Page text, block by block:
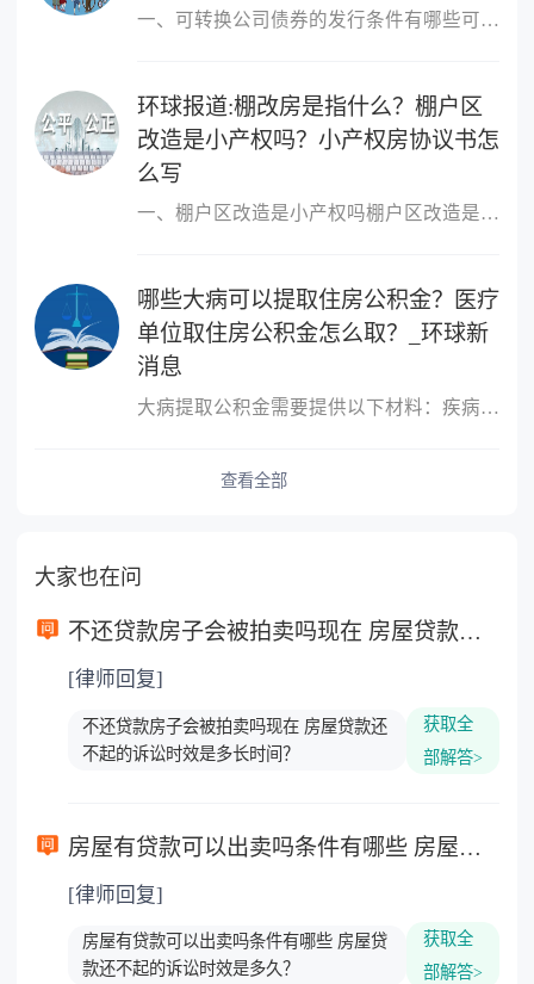
一、可转换公司债券的发行条件有哪些可转换公司债券的发行条件有：1
环球报道:棚改房是指什么？棚户区
改造是小产权吗？小产权房协议书怎
么写
一、棚户区改造是小产权吗棚户区改造是小产权的。非完全产权，是需
哪些大病可以提取住房公积金？医疗
单位取住房公积金怎么取？_环球新
消息
大病提取公积金需要提供以下材料：疾病诊断证明书、社保卡、收入证
查看全部
大家也在问
不还贷款房子会被拍卖吗现在 房屋贷款还不起的诉讼时效是多长时间？
[律师回复]
不还贷款房子会被拍卖吗现在 房屋贷款还
不起的诉讼时效是多长时间？
获取全
部解答>
房屋有贷款可以出卖吗条件有哪些 房屋贷款还不起的诉讼时效是多久？
[律师回复]
房屋有贷款可以出卖吗条件有哪些 房屋贷
款还不起的诉讼时效是多久？
获取全
部解答>